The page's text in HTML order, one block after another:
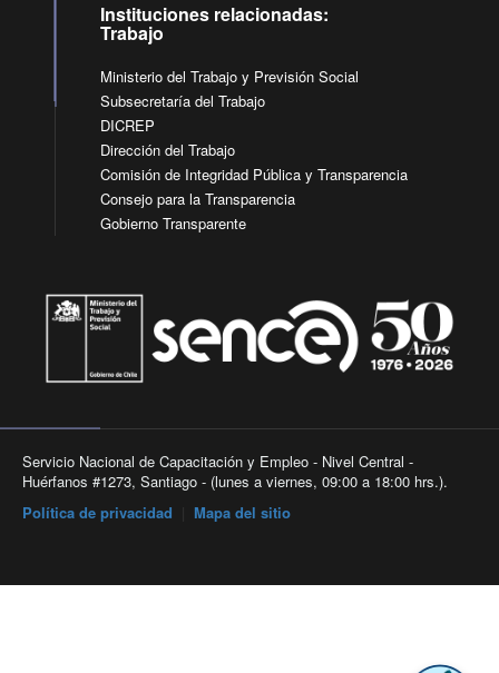
Instituciones relacionadas:
Trabajo
Ministerio del Trabajo y Previsión Social
Subsecretaría del Trabajo
DICREP
Dirección del Trabajo
Comisión de Integridad Pública y Transparencia
Consejo para la Transparencia
Gobierno Transparente
Servicio Nacional de Capacitación y Empleo - Nivel Central -
Huérfanos #1273, Santiago - (lunes a viernes, 09:00 a 18:00 hrs.).
Política de privacidad
Mapa del sitio